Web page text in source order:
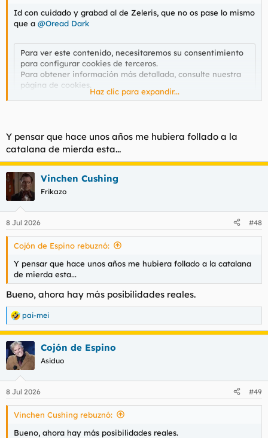
Id con cuidado y grabad al de Zeleris, que no os pase lo mismo
que a @Oread Dark
Para ver este contenido, necesitaremos su consentimiento
para configurar cookies de terceros.
Para obtener información más detallada, consulte nuestra
página de cookies
Aceptar cookies de terceros
Haz clic para expandir...
Y pensar que hace unos años me hubiera follado a la
catalana de mierda esta...
Vinchen Cushing
Frikazo
8 Jul 2026 #48
Cojón de Espino rebuznó:
Y pensar que hace unos años me hubiera follado a la catalana
de mierda esta...
Bueno, ahora hay más posibilidades reales.
R
e
a
c
c
i
e
s
pai-mei
Cojón de Espino
Asiduo
8 Jul 2026 #49
Vinchen Cushing rebuznó:
Bueno, ahora hay más posibilidades reales.